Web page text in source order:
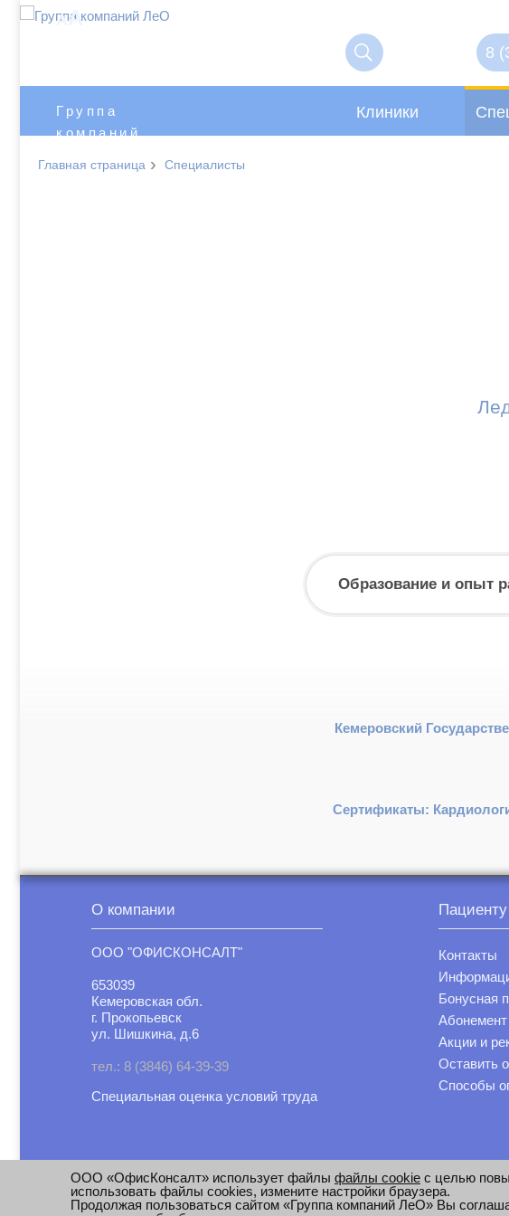
AA
Группа
компаний
8
Клиники
Главная страница › Специалисты
Образование и опыт
Кемеровский
Сертификаты:
О компании
ООО "ОФИСКОНСАЛТ"
653039
Кемеровская обл.
г. Прокопьевск
ул. Шишкина, д.6
тел.: 8 (3846) 64-39-39
Специальная оценка условий труда
Пациенту
Контакты
Бонусная
Абонемент
Акции и
Оставить
Способы
ООО «ОфисКонсалт» использует файлы файлы cookie с целью
использовать файлы cookies, измените настройки браузера.
Продолжая пользоваться сайтом «Группа компаний ЛеО» Вы